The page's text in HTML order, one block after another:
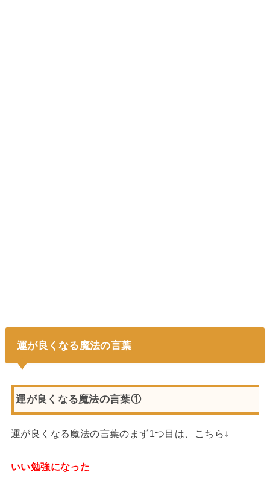
運が良くなる魔法の言葉
運が良くなる魔法の言葉①
運が良くなる魔法の言葉のまず1つ目は、こちら↓
いい勉強になった